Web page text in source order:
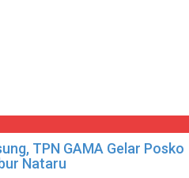
TPN GAMA Gelar Posko
Nataru